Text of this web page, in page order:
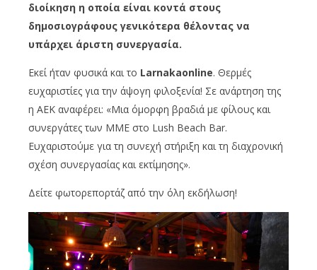
διοίκηση η οποία είναι κοντά στους
δημοσιογράφους γενικότερα θέλοντας να
υπάρχει άριστη συνεργασία.
Εκεί ήταν φυσικά και το Larnakaonline. Θερμές
ευχαριστίες για την άψογη φιλοξενία! Σε ανάρτηση της
η ΑΕΚ αναφέρει: «Μια όμορφη βραδιά με φίλους και
συνεργάτες των ΜΜΕ στο Lush Beach Bar.
Ευχαριστούμε για τη συνεχή στήριξη και τη διαχρονική
σχέση συνεργασίας και εκτίμησης».
Δείτε φωτορεπορτάζ από την όλη εκδήλωση!